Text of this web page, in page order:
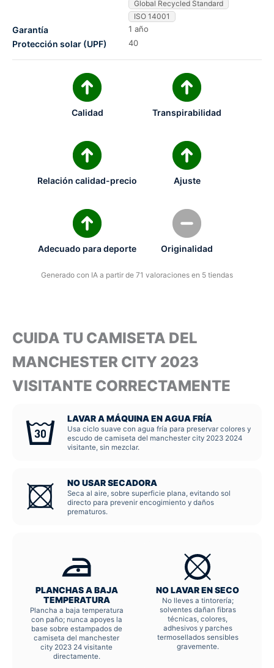
Global Recycled Standard
ISO 14001
Garantía 1 año
Protección solar (UPF) 40
Calidad Transpirabilidad
Relación calidad-precio Ajuste
Adecuado para deporte Originalidad
Generado con IA a partir de 71 valoraciones en 5 tiendas
CUIDA TU CAMISETA DEL
MANCHESTER CITY 2023
VISITANTE CORRECTAMENTE
LAVAR A MÁQUINA EN AGUA FRÍA
Usa ciclo suave con agua fría para preservar colores y
escudo de camiseta del manchester city 2023 2024
visitante, sin mezclar.
NO USAR SECADORA
Seca al aire, sobre superficie plana, evitando sol
directo para prevenir encogimiento y daños
prematuros.
PLANCHAS A BAJA
TEMPERATURA
Plancha a baja temperatura
con paño; nunca apoyes la
base sobre estampados de
camiseta del manchester
city 2023 24 visitante
directamente.
NO LAVAR EN SECO
No lleves a tintorería;
solventes dañan fibras
técnicas, colores,
adhesivos y parches
termosellados sensibles
gravemente.